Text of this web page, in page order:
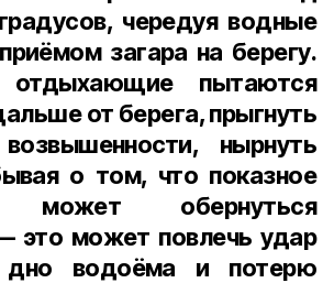
, чередуя водные
загара на берегу.
отдыхающие пытаются
от берега, прыгнуть
нырнуть
о том, что показное
может обернуться
это может повлечь удар
дно водоёма и потерю